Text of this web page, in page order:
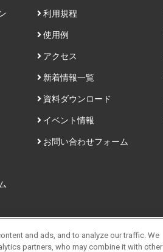
利用規程
使用例
アクセス
新着情報一覧
資料ダウンロード
イベント情報
お問い合わせフォーム
and ads, and to analyze our traffic. We
partners, who may combine it with other